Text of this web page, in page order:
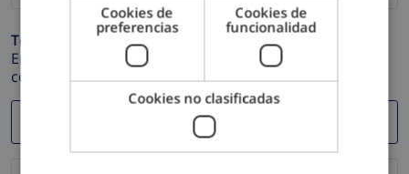
Teléfono *
En caso de que su dirección de e-mail no funcione
correctamente.
Cookies de
preferencias
Cookies de
funcionalidad
Cookies no clasificadas